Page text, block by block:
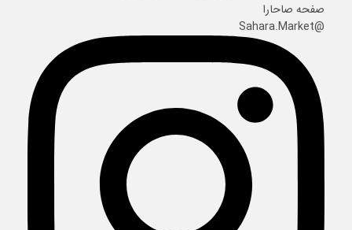
صفحه صاحارا
@Sahara.Market